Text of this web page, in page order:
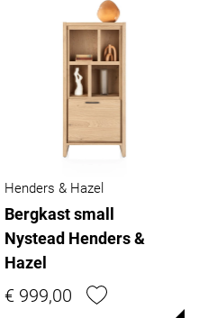
Henders & Hazel
Bergkast small
Nystead Henders &
Hazel
€ 999,00